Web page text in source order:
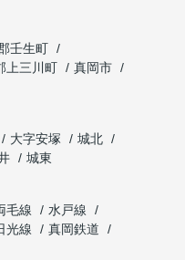
壬生町
上三川町
真岡市
大字安塚
城北
城東
毛線
水戸線
光線
真岡鉄道